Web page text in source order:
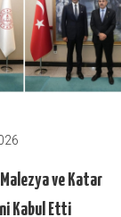
ve Katar
Kabul Etti